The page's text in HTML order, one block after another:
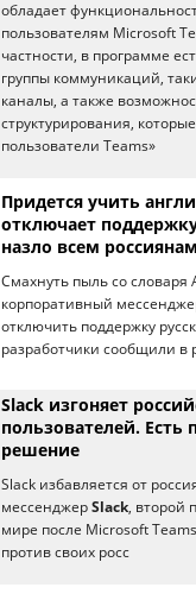
обладает
пользователям Microsoft
частности, в программе
группы коммуникаций,
каналы, а также
структурирования,
пользователи Teams»
Придется учить
отключает
назло всем россиянам
Смахнуть пыль со словаря
корпоративный
отключить поддержку
разработчики сообщили в
Slack изгоняет
пользователей. Есть
решение
Slack избавляется от
мессенджер Slack, второй
мире после Microsoft
против своих росс